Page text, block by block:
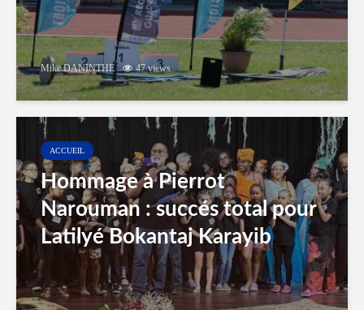
Mike DANINTHE 47 views
ACCUEIL
Hommage à Pierrot
Narouman : succés total pour
Latilyé Bokantaj Karayib